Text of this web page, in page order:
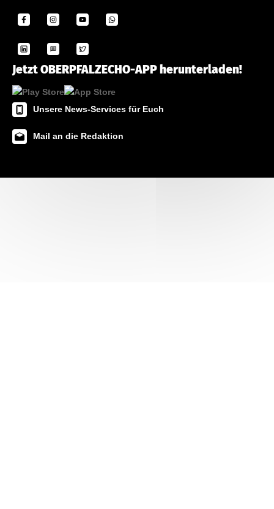
Jetzt OBERPFALZECHO-APP herunterladen!
Unsere News-Services für Euch
Mail an die Redaktion